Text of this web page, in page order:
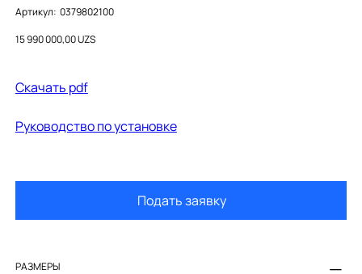
Артикул: Артикул:
0379802100
0379802100
Цена
15 990 000,00 UZS
Cкачать pdf
Руководство по установке
Подать заявку
РАЗМЕРЫ